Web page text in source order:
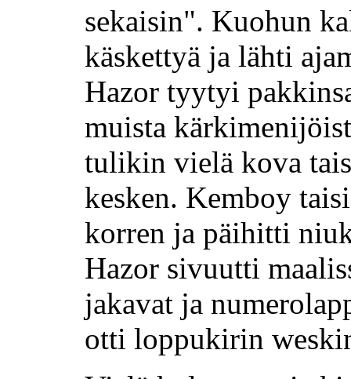
sekaisin". Kuohun
käskettyä ja lähti
Hazor tyytyi
muista
tulikin vielä kova
kesken. Kemboy
korren ja päihitti
Hazor sivuutti
jakavat ja
otti loppukirin